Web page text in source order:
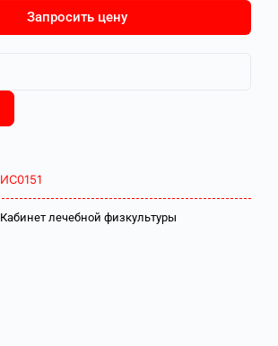
Запросить цену
ИС0151
Кабинет лечебной физкультуры